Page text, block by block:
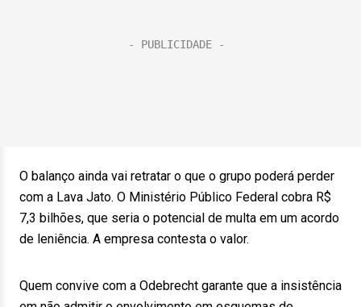
O balanço ainda vai retratar o que o grupo poderá perder
com a Lava Jato. O Ministério Público Federal cobra R$
7,3 bilhões, que seria o potencial de multa em um acordo
de leniência. A empresa contesta o valor.
Quem convive com a Odebrecht garante que a insistência